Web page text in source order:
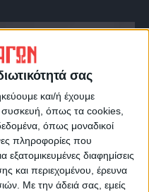
σας
και/ή έχουμε
όπως τα cookies,
όπως μοναδικοί
πληροφορίες που
διαφημίσεις
και περιεχομένου, έρευνα
Με την άδειά σας, εμείς